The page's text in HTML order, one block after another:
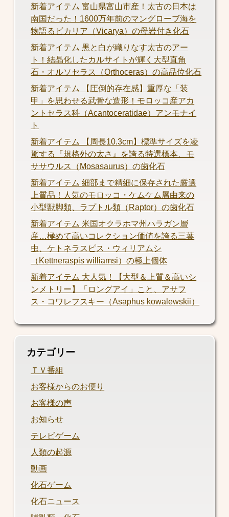
新着アイテム 富山県富山市産！太古の日本は
南国だった！1600万年前のマングローブ海を
物語るビカリア（Vicarya）の母岩付き化石
新着アイテム 黒と白が織りなす太古のアー
ト！結晶化したカルサイトが輝く大型直角
石・オルソセラス（Orthoceras）の高品位化石
新着アイテム 【圧倒的存在感】重厚な「装
甲」を思わせる武骨な造形！モロッコ産アカ
ントセラス科（Acantoceratidae）アンモナイ
ト
新着アイテム 【周長10.3cm】標準サイズを凌
駕する『規格外の太さ』を誇る特選標本、モ
ササウルス（Mosasaurus）の歯化石
新着アイテム 細部まで精細に保存された厳選
上質品！人気のモロッコ・ケムケム層由来の
小型獣脚類、ラプトル類（Raptor）の歯化石
新着アイテム 米国オクラホマ州ハラガン層
産…極めて高いコレクション価値を誇る三葉
虫、ケトネラスピス・ウィリアムシ
（Kettneraspis williamsi）の極上個体
新着アイテム 大人気！【大型＆上質＆高いシ
ンメトリー】「ロングアイ」こと、アサフ
ス・コワレフスキー（Asaphus kowalewskii）
カテゴリー
ＴＶ番組
お客様からのお便り
お客様の声
お知らせ
テレビゲーム
人類の起源
動画
化石ゲーム
化石ニュース